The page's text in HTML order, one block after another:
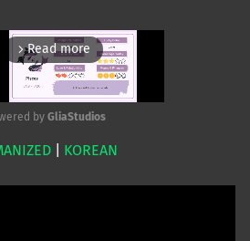
arrow_forward_ios Read more
Mute
by GliaStudios
KOREAN